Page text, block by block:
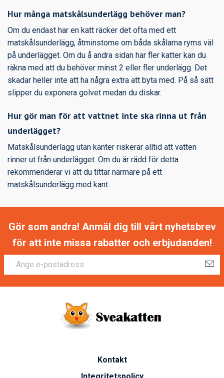
Hur många matskålsunderlägg behöver man?
Om du endast har en katt räcker det ofta med ett
matskålsunderlägg, åtminstome om båda skålarna ryms väl
på underlägget. Om du å andra sidan har fler katter kan du
räkna med att du behöver minst 2 eller fler underlägg. Det
skadar heller inte att ha några extra att byta med. På så sätt
slipper du exponera golvet medan du diskar.
Hur gör man för att vattnet inte ska rinna ut från
underlägget?
Matskålsunderlägg utan kanter riskerar alltid att vatten
rinner ut från underlägget. Om du är rädd för detta
rekommenderar vi att du tittar närmare på ett
matskålsunderlägg med kant.
Gör som andra! Anmäl dig till vårt nyhetsbrev
för att inte missa rabatter och erbjudanden!
Kontakt